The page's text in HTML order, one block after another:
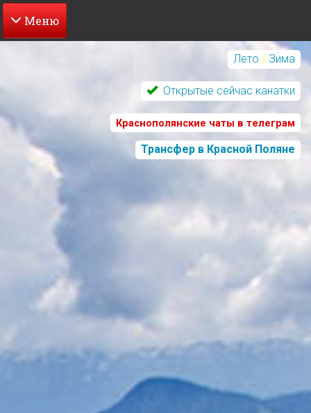
Перейти
содержанию
Лето / Зима
Открытые сейчас канатки
Краснополянские чаты в телеграм
Трансфер в Красной Поляне